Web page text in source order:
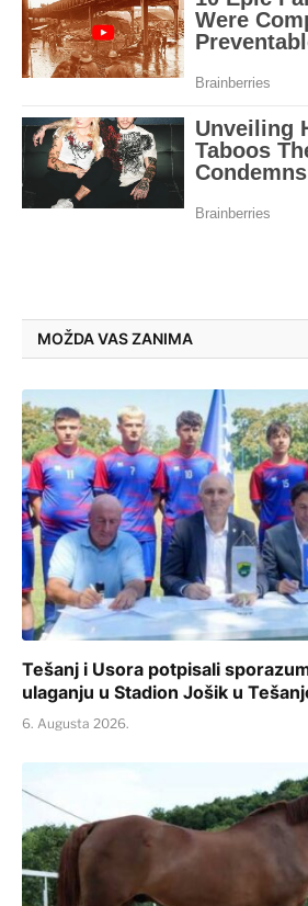
MOŽDA VAS ZANIMA
Tešanj i Usora potpisali
ulaganju u Stadion Jošik u
6. Augusta 2026.